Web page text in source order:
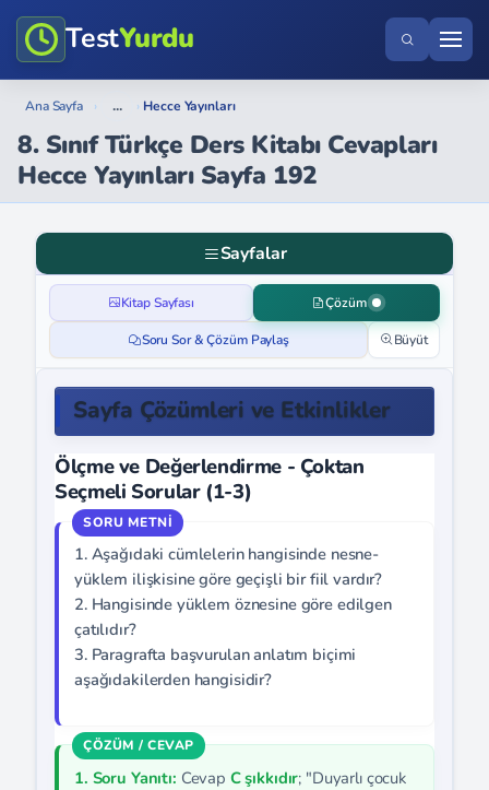
TestYurdu
Ana Sayfa › ... › Hecce Yayınları
8. Sınıf Türkçe Ders Kitabı Cevapları
Hecce Yayınları Sayfa 192
Sayfalar
Kitap Sayfası Çözüm
Soru Sor & Çözüm Paylaş Büyüt
Sayfa Çözümleri ve Etkinlikler
Ölçme ve Değerlendirme - Çoktan
Seçmeli Sorular (1-3)
1. Aşağıdaki cümlelerin hangisinde nesne-
yüklem ilişkisine göre geçişli bir fiil vardır?
2. Hangisinde yüklem öznesine göre edilgen
çatılıdır?
3. Paragrafta başvurulan anlatım biçimi
aşağıdakilerden hangisidir?
1. Soru Yanıtı: Cevap C şıkkıdır; "Duyarlı çocuk